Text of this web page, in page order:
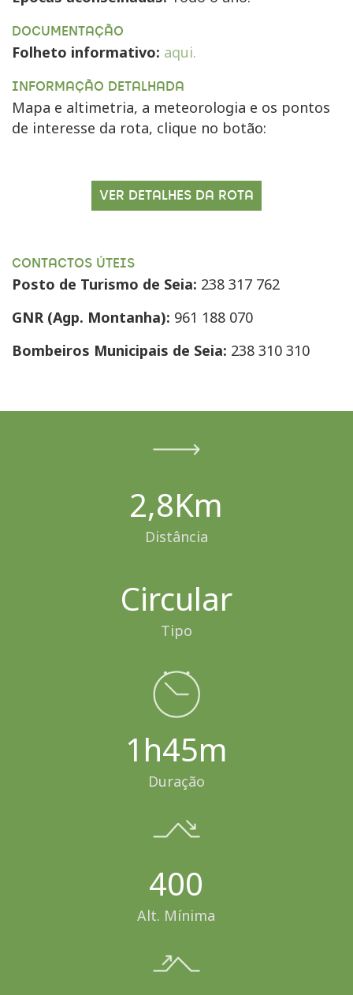
DOCUMENTAÇÃO
Folheto informativo: aqui.
INFORMAÇÃO DETALHADA
Mapa e altimetria, a meteorologia e os pontos
de interesse da rota, clique no botão:
VER DETALHES DA ROTA
CONTACTOS ÚTEIS
Posto de Turismo de Seia: 238 317 762
GNR (Agp. Montanha): 961 188 070
Bombeiros Municipais de Seia: 238 310 310
2,8Km
Distância
Circular
Tipo
1h45m
Duração
400
Alt. Mínima